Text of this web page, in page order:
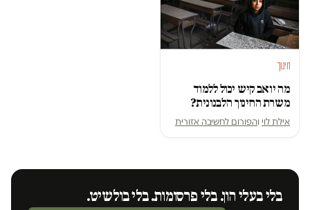
חינוך
מה יואב קיש יכול ללמוד
משרת החינוך הלבנונית?
אילת לוי והפורום לחשיבה אזורית
בלי בעלי הון. בלי פרסומות. בלי בולשיט.